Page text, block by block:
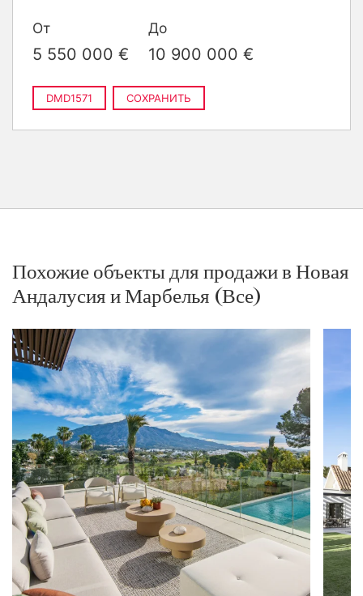
От
5 550 000 €
До
10 900 000 €
DMD1571 СОХРАНИТЬ
Похожие объекты для продажи в Новая
Андалусия и Марбелья (Все)